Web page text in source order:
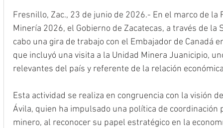
Fresnillo, Zac., 23 de junio de 2026.- En el marco de
Minería 2026, el Gobierno de Zacatecas, a través de la
cabo una gira de trabajo con el Embajador de Canadá
que incluyó una visita a la Unidad Minera Juanicipio,
relevantes del país y referente de la relación
Esta actividad se realiza en congruencia con la visión
Ávila, quien ha impulsado una política de
minero, al reconocer su papel estratégico en la